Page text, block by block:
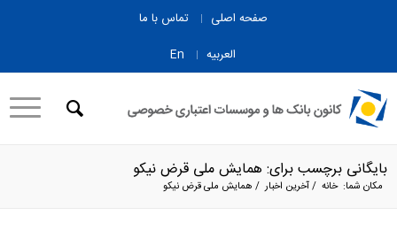
صفحه اصلی
تماس با ما
العربیه
En
بایگانی برچسب برای: همایش ملی قرض نیکو
مکان شما: خانه /آخرین اخبار / همایش ملی قرض نیکو